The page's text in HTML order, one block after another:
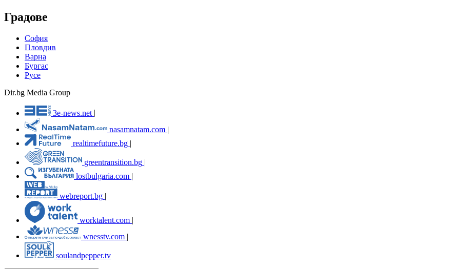
Градове
София
Пловдив
Варна
Бургас
Русе
Dir.bg Media Group
3e-news.net
nasamnatam.com |
realtimefuture.bg |
greentransition.bg |
lostbulgaria.com |
webreport.bg
worktalent.com |
wnesstv.com |
soulandpepper.tv